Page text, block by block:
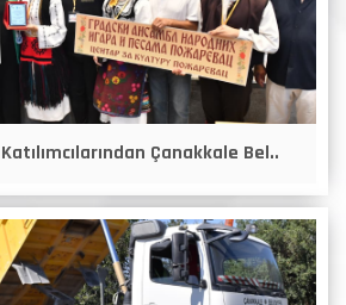
Çanakkale Bel..